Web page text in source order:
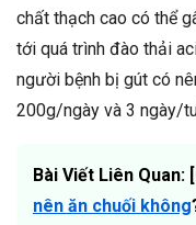
chất thạch cao có thể
tới quá trình đào thải
người bệnh bị gút có
200g/ngày và 3 ngày/
Bài Viết Liên Quan:
nên ăn chuối không